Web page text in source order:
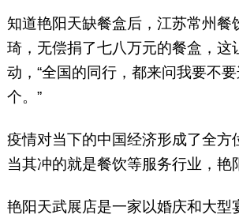
知道艳阳天缺餐盒后，江苏常州餐
琦，无偿捐了七八万元的餐盒，这
动，“全国的同行，都来问我要不
个。”
疫情对当下的中国经济形成了全方
当其冲的就是餐饮等服务行业，艳
艳阳天武展店是一家以婚庆和大型